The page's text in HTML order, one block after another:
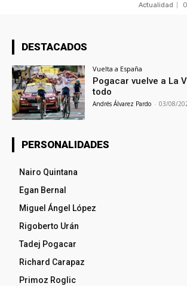
Actualidad
DESTACADOS
Vuelta a España
Pogacar vuelve a La
todo
Andrés Álvarez Pardo - 03/08/
PERSONALIDADES
Nairo Quintana
Egan Bernal
Miguel Ángel López
Rigoberto Urán
Tadej Pogacar
Richard Carapaz
Primoz Roglic